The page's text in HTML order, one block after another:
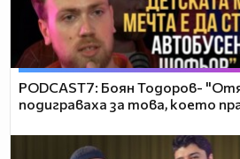
PODCAST7: ‪Боян Тодоров-
подиграваха за това, което